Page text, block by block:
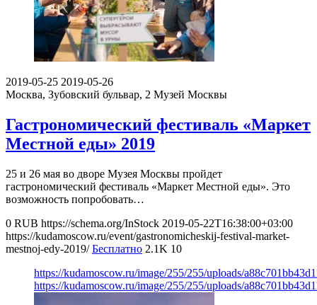
2019-05-25 2019-05-26
Москва, Зубовский бульвар, 2 Музей Москвы
Гастрономический фестиваль «Маркет
Местной еды» 2019
25 и 26 мая во дворе Музея Москвы пройдет
гастрономический фестиваль «Маркет Местной еды». Это
возможность попробовать…
0 RUB https://schema.org/InStock 2019-05-22T16:38:00+03:00
https://kudamoscow.ru/event/gastronomicheskij-festival-market-
mestnoj-edy-2019/ Бесплатно 2.1K 10
https://kudamoscow.ru/image/255/255/uploads/
https://kudamoscow.ru/image/255/255/uploads/